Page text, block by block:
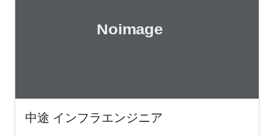
中途 インフラエンジニア